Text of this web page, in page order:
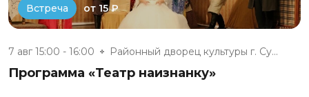
Встреча от 15 ₽
7 авг 15:00 - 16:00 Районный дворец культуры г. Су...
Программа «Театр наизнанку»